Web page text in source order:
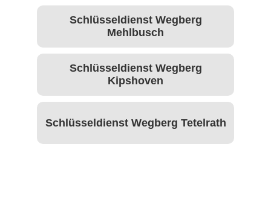
Schlüsseldienst Wegberg
Mehlbusch
Schlüsseldienst Wegberg
Kipshoven
Schlüsseldienst Wegberg Tetelrath